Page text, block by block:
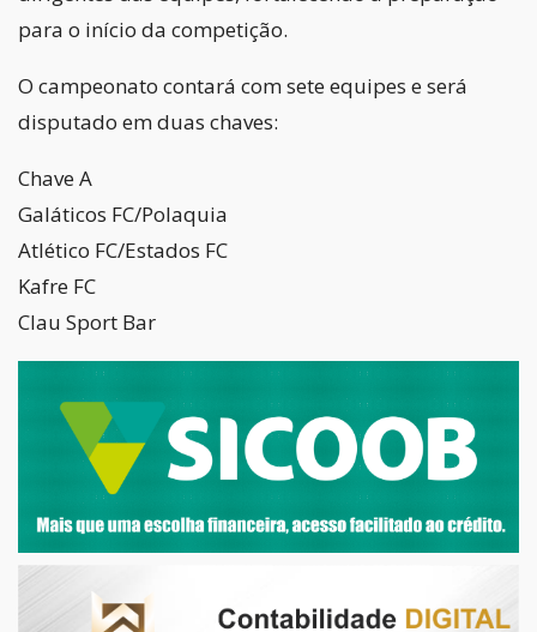
para o início da competição.
O campeonato contará com sete equipes e será
disputado em duas chaves:
Chave A
Galáticos FC/Polaquia
Atlético FC/Estados FC
Kafre FC
Clau Sport Bar